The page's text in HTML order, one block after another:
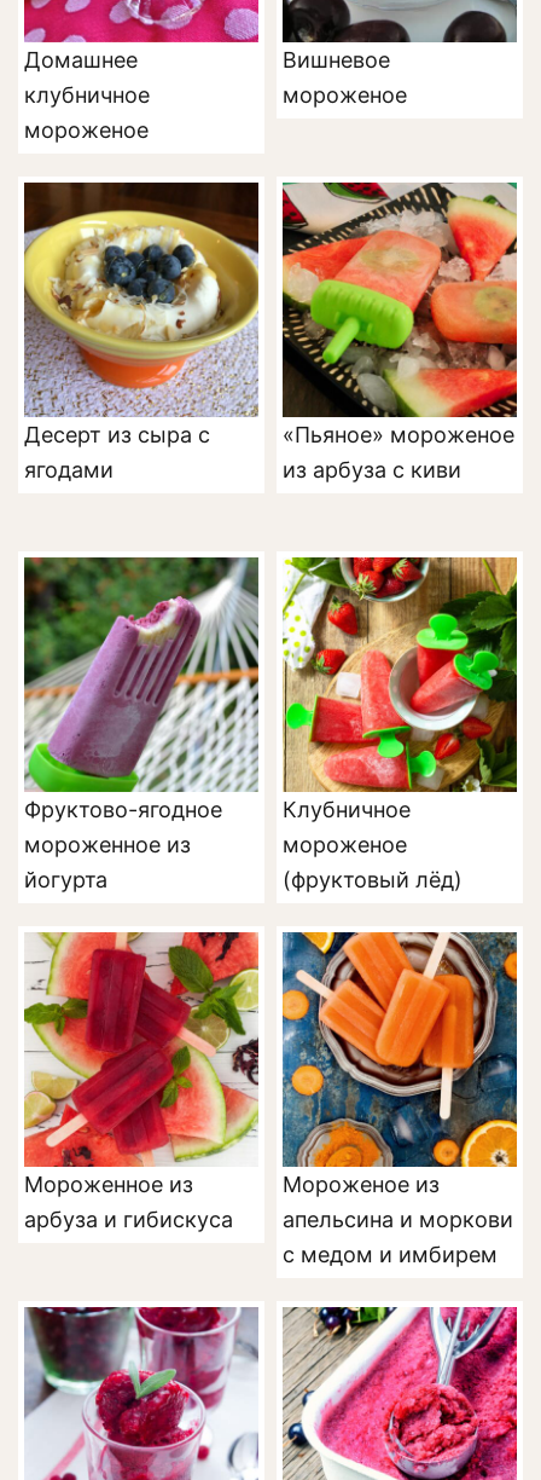
Домашнее
клубничное
мороженое
Вишневое
мороженое
Десерт из сыра с
ягодами
«Пьяное» мороженое
из арбуза с киви
Фруктово-ягодное
мороженное из
йогурта
Клубничное
мороженое
(фруктовый лёд)
Мороженное из
арбуза и гибискуса
Мороженое из
апельсина и моркови
с медом и имбирем